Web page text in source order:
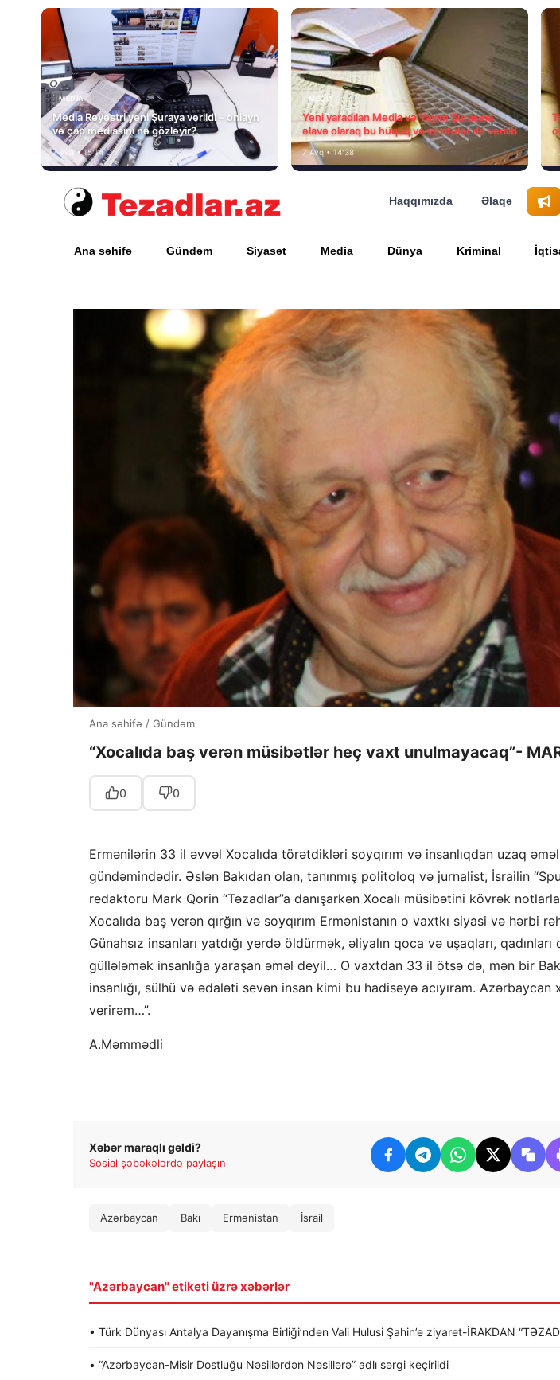
MEDİA
Media Reyestri yeni Şuraya verildi – onlayn
və çap mediasını nə gözləyir?
7 Avq • 15:14
MEDİA
Yeni yaradılan Media və Yayım Şurasına
əlavə olaraq bu hüquq və vəzifələr də verilib
7 Avq • 14:38 7
Haqqımızda Əlaqə
Ana səhifə Gündəm Siyasət Media Dünya Kriminal
Ana səhifə / Gündəm
“Xocalıda baş verən müsibətlər heç vaxt unulmayacaq”-
0 0
Ermənilərin 33 il əvvəl Xocalıda törətdikləri soyqırım və insanlıqdan uzaq
gündəmindədir. Əslən Bakıdan olan, tanınmış politoloq və jurnalist, İsrailin
redaktoru Mark Qorin “Təzadlar”a danışarkən Xocalı müsibətini kövrək
Xocalıda baş verən qırğın və soyqırım Ermənistanın o vaxtkı siyasi və hərbi
Günahsız insanları yatdığı yerdə öldürmək, əliyalın qoca və uşaqları,
güllələmək insanlığa yaraşan əməl deyil… O vaxtdan 33 il ötsə də, mən bir
insanlığı, sülhü və ədaləti sevən insan kimi bu hadisəyə acıyıram. Azərbaycan
verirəm…”.
A.Məmmədli
Xəbər maraqlı gəldi?
Sosial şəbəkələrdə paylaşın
Azərbaycan Bakı Ermənistan İsrail
"Azərbaycan" etiketi üzrə xəbərlər
• Türk Dünyası Antalya Dayanışma Birliği’nden Vali Hulusi Şahin’e ziyaret-İRAKDAN
• “Azərbaycan-Misir Dostluğu Nəsillərdən Nəsillərə” adlı sərgi keçirildi